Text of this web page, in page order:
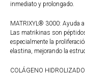
inmediato y prolongado.
MATRIXYL® 3000: Ayuda
Las matrikinas son
especialmente la
elastina, mejorando la
COLÁGENO HIDROLIZADO